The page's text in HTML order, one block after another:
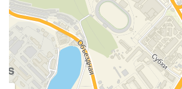
Класс
энергоэффективности
A
Класс сезонной
энергоэффективности
A